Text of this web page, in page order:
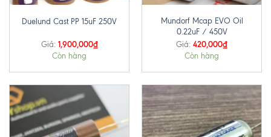
Duelund Cast PP 15uF 250V
Giá: 1,900,000₫
Còn hàng
Mundorf Mcap EVO Oil
0.22uF / 450V
Giá: 420,000₫
Còn hàng